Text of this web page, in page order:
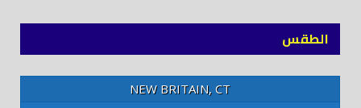
الطقس
NEW BRITAIN, CT